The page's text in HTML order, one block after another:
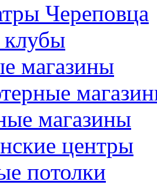
Череповца
магазины
магазины
центры
потолки